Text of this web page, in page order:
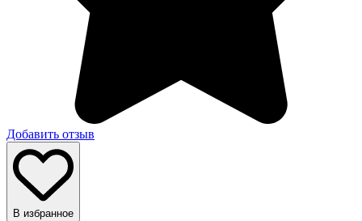
Добавить отзыв
В избранное